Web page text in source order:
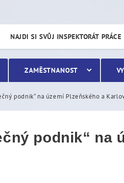
na
NAJDI SI SVŮJ INSPEKTORÁT PRÁCE
ZAMĚSTNANOST
podnik“ na území Plzeňského a
podnik“ na